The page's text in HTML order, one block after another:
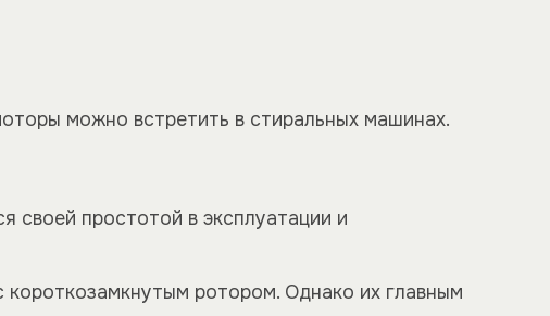
можно встретить в стиральных машинах.
своей простотой в эксплуатации и
короткозамкнутым ротором. Однако их главным